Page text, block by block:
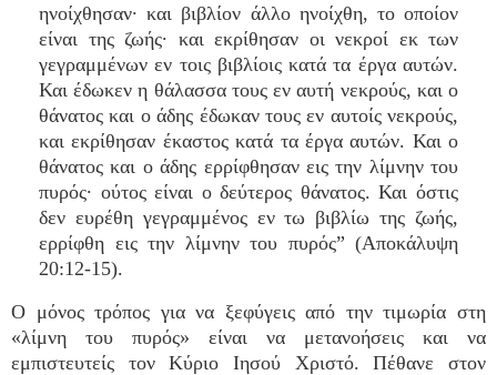
ηνοίχθησαν· και βιβλίον άλλο ηνοίχθη, το οποίον
είναι της ζωής· και εκρίθησαν οι νεκροί εκ των
γεγραμμένων εν τοις βιβλίοις κατά τα έργα αυτών.
Και έδωκεν η θάλασσα τους εν αυτή νεκρούς, και ο
θάνατος και ο άδης έδωκαν τους εν αυτοίς νεκρούς,
και εκρίθησαν έκαστος κατά τα έργα αυτών. Και ο
θάνατος και ο άδης ερρίφθησαν εις την λίμνην του
πυρός· ούτος είναι ο δεύτερος θάνατος. Και όστις
δεν ευρέθη γεγραμμένος εν τω βιβλίω της ζωής,
ερρίφθη εις την λίμνην του πυρός” (Αποκάλυψη
20:12-15).
Ο μόνος τρόπος για να ξεφύγεις από την τιμωρία στη
«λίμνη του πυρός» είναι να μετανοήσεις και να
εμπιστευτείς τον Κύριο Ιησού Χριστό. Πέθανε στον